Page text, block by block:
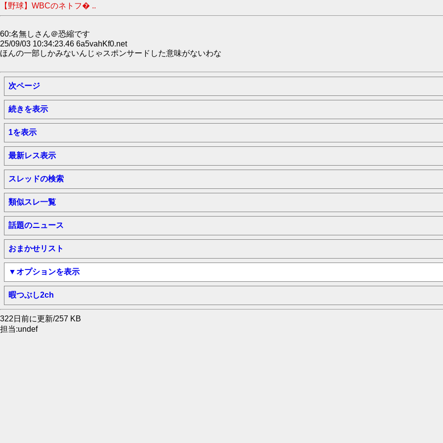
【野球】WBCのネトフ� ..
60:名無しさん＠恐縮です
25/09/03 10:34:23.46 6a5vahKf0.net
ほんの一部しかみないんじゃスポンサードした意味がないわな
次ページ
続きを表示
1を表示
最新レス表示
スレッドの検索
類似スレ一覧
話題のニュース
おまかせリスト
▼オプションを表示
暇つぶし2ch
322日前に更新/257 KB
担当:undef